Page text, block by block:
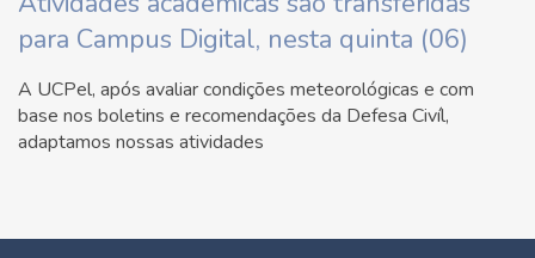
para Campus Digital, nesta quinta (06)
A UCPel, após avaliar condições meteorológicas e com
base nos boletins e recomendações da Defesa Civíl,
adaptamos nossas atividades